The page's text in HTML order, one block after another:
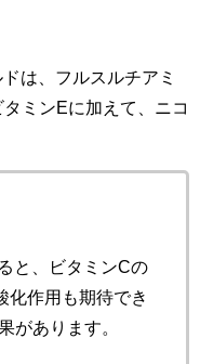
は、フルスルチアミ
ミンEに加えて、ニコ
と、ビタミンCの
化作用も期待でき
があります。